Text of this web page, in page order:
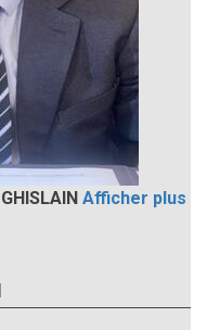
Afficher plus